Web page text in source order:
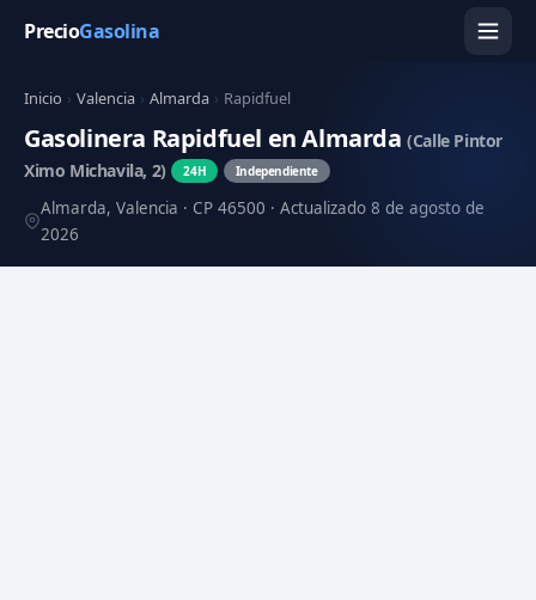
PrecioGasolina
Inicio › Valencia › Almarda › Rapidfuel
Gasolinera Rapidfuel en Almarda(Calle Pintor
Ximo Michavila, 2)
24H Independiente
Almarda, Valencia · CP 46500 · Actualizado 8 de agosto de
2026